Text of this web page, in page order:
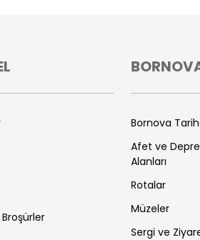
Bornova
Afet ve
Alanları
Rotalar
Müzeler
Sergi ve